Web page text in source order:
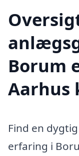
Borum
Aarhus
Find en
erfaring i